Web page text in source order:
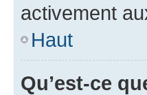
activement
Haut
Qu’est-ce